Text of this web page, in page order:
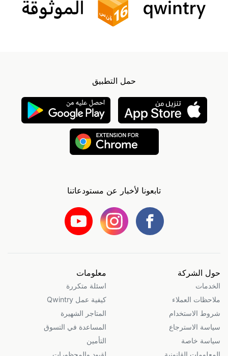
حمل التطبيق
تابعونا لأخبار عن مستودعاتنا
حول الشركة
الخدمات
ملاحظات العملاء
شروط الاستخدام
سياسة الاسترجاع
سياسة خاصة
معلومات
اسئلة متكررة
كيفية عمل Qwintry
المتاجر الشهيرة
المساعدة في التسوق
التأمين